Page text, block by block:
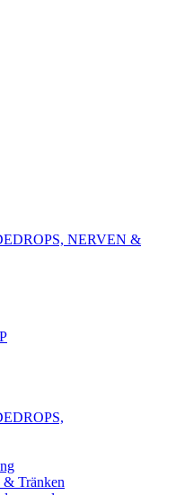
NERVEN &
& Tränken